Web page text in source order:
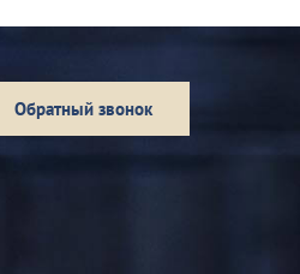
Обратный звонок